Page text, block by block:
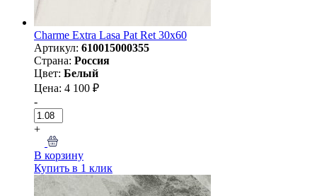
Charme Extra Lasa Pat Ret 30x60
Артикул: 610015000355
Страна: Россия
Цвет: Белый
Цена: 4 100 ₽
-
+
В корзину
Купить в 1 клик